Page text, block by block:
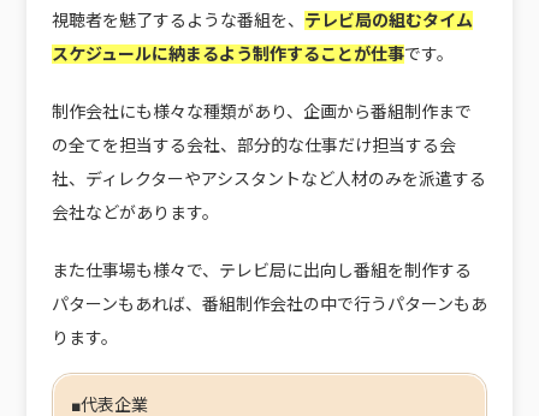
視聴者を魅了するような番組を、 テレビ局の組むタイム
スケジュールに納まるよう制作することが仕事です。
制作会社にも様々な種類があり、企画から番組制作まで
の全てを担当する会社、部分的な仕事だけ担当する会
社、ディレクターやアシスタントなど人材のみを派遣する
会社などがあります。
また仕事場も様々で、テレビ局に出向し番組を制作する
パターンもあれば、番組制作会社の中で行うパターンもあ
ります。
■代表企業